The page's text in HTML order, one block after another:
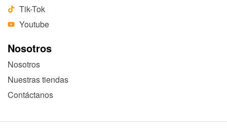
Tik-Tok
Youtube
Nosotros
Nosotros
Nuestras tiendas
Contáctanos